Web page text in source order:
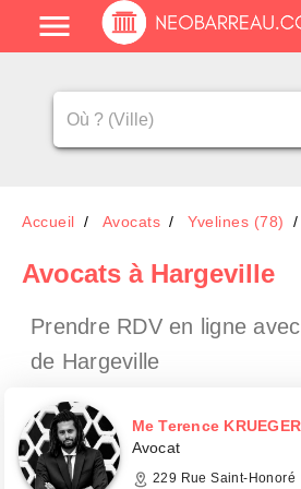
Accueil Avocats Yvelines (78)
Avocats à Hargeville
Prendre RDV en ligne
de Hargeville
Me Terence KRUEGER
Avocat
229 Rue Saint-Honoré